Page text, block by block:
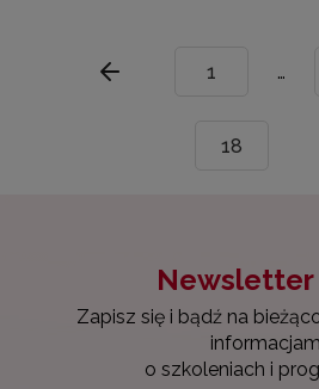
1 …
18
Newsletter
Zapisz się i bądź na
o szkoleniach i